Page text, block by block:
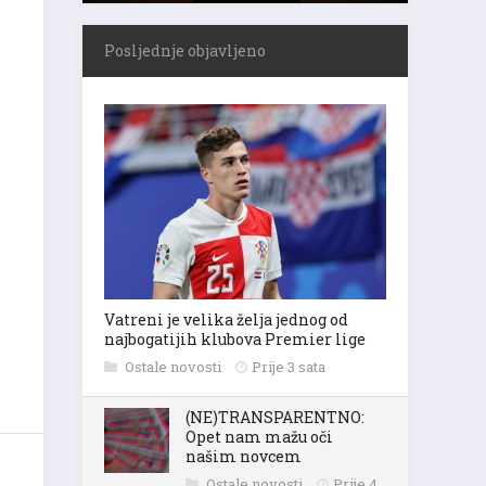
Posljednje objavljeno
Vatreni je velika želja jednog od
najbogatijih klubova Premier lige
Ostale novosti Prije 3 sata
(NE)TRANSPARENTNO:
Opet nam mažu oči
našim novcem